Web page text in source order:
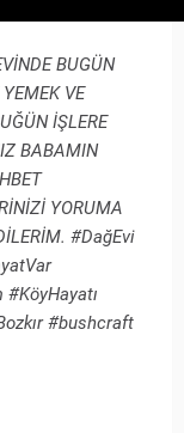
BUGÜN
VE
İŞLERE
BABAMIN
YORUMA
#DağEvi
#bushcraft